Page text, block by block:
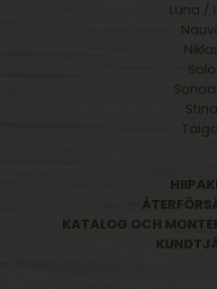
Luna /
Solo
Stina
Taiga
KATALOG OCH